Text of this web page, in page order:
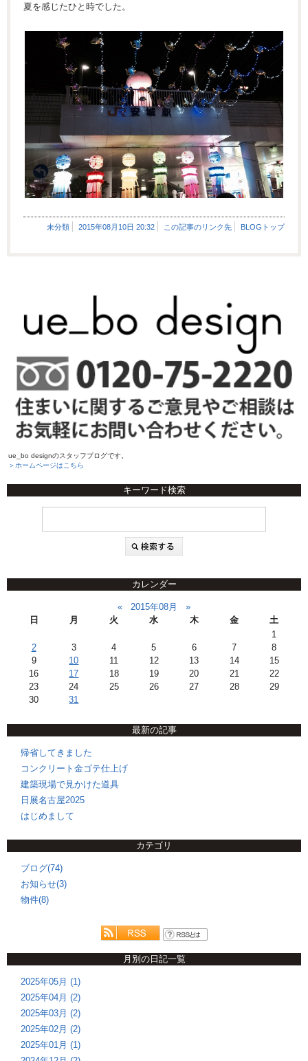
夏を感じたひと時でした。
未分類 2015年08月10日 20:32 この記事のリンク先 BLOGトップ
ue_bo designのスタッフブログです。
＞ホームページはこちら
キーワード検索
カレンダー
« 2015年08月
»
日
月 火 水 木 金
土
1
2
3 4 5 6 7
8
9
10 11 12 13 14
15
16
17 18 19 20 21
22
23
24 25 26 27 28
29
30
31
最新の記事
帰省してきました
コンクリート金ゴテ仕上げ
建築現場で見かけた道具
日展名古屋2025
はじめまして
カテゴリ
ブログ(74)
お知らせ(3)
物件(8)
月別の日記一覧
2025年05月 (1)
2025年04月 (2)
2025年03月 (2)
2025年02月 (2)
2025年01月 (1)